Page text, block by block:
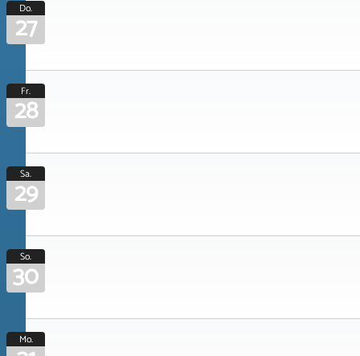
Do.
27
Fr.
28
Sa.
29
So.
30
Mo.